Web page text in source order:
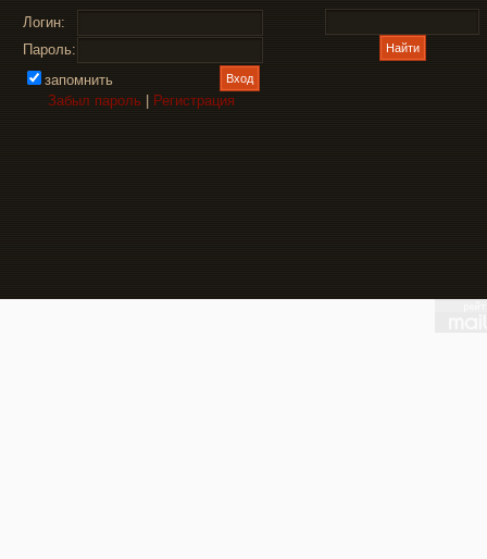
Логин:
Пароль:
запомнить
Забыл пароль
Регистрация